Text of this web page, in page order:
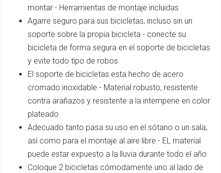
montar - Herramientas de montaje incluidas
Agarre seguro para sus bicicletas, incluso sin un
soporte sobre la propia bicicleta - conecte su
bicicleta de forma segura en el soporte de bicicletas
y evite todo tipo de robos
El soporte de bicicletas esta hecho de acero
cromado inoxidable - Material robusto, resistente
contra arañazos y resistente a la intemperie en color
plateado
Adecuado tanto pasa su uso en el sótano o un sala,
así como para el montaje al aire libre - EL material
puede estar expuesto a la lluvia durante todo el año
Coloque 2 bicicletas cómodamente uno al lado de